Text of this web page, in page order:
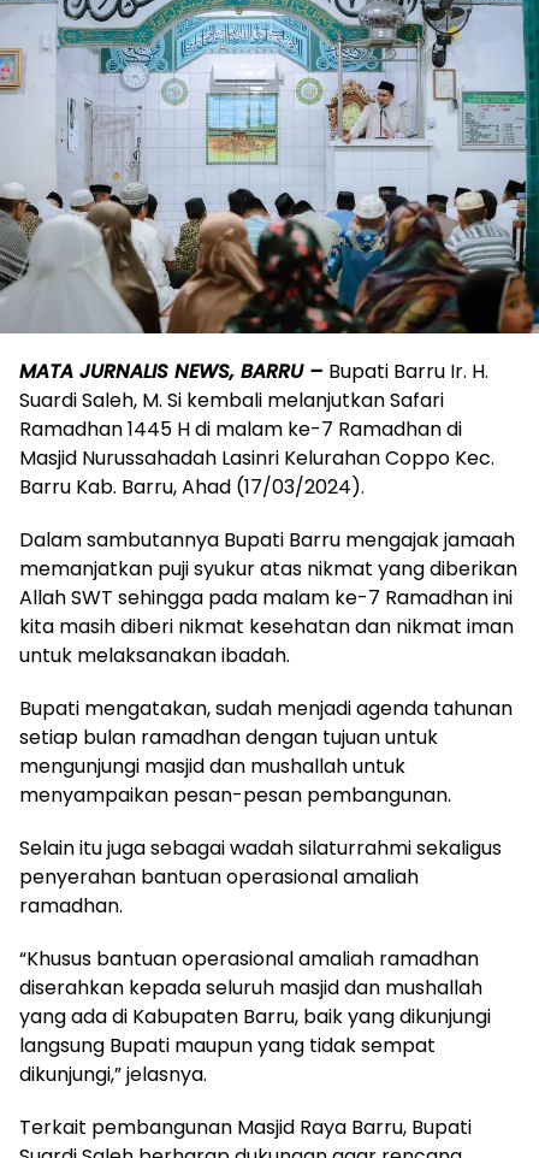
MATA JURNALIS NEWS, BARRU – Bupati Barru Ir. H.
Suardi Saleh, M. Si kembali melanjutkan Safari
Ramadhan 1445 H di malam ke-7 Ramadhan di
Masjid Nurussahadah Lasinri Kelurahan Coppo Kec.
Barru Kab. Barru, Ahad (17/03/2024).
Dalam sambutannya Bupati Barru mengajak jamaah
memanjatkan puji syukur atas nikmat yang diberikan
Allah SWT sehingga pada malam ke-7 Ramadhan ini
kita masih diberi nikmat kesehatan dan nikmat iman
untuk melaksanakan ibadah.
Bupati mengatakan, sudah menjadi agenda tahunan
setiap bulan ramadhan dengan tujuan untuk
mengunjungi masjid dan mushallah untuk
menyampaikan pesan-pesan pembangunan.
Selain itu juga sebagai wadah silaturrahmi sekaligus
penyerahan bantuan operasional amaliah
ramadhan.
“Khusus bantuan operasional amaliah ramadhan
diserahkan kepada seluruh masjid dan mushallah
yang ada di Kabupaten Barru, baik yang dikunjungi
langsung Bupati maupun yang tidak sempat
dikunjungi,” jelasnya.
Terkait pembangunan Masjid Raya Barru, Bupati